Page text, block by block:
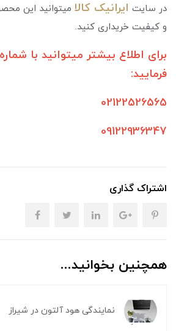
در سایت ایرانیک کالا میتوانید این
و کیفیت خریداری کنید.
برای اطلاع بیشتر میتوانید با
فرمایید:
02122526565
09122936347
اشتراک گذاری
همچنین بخوانید...
نمایندگی هود آلتون در شیراز